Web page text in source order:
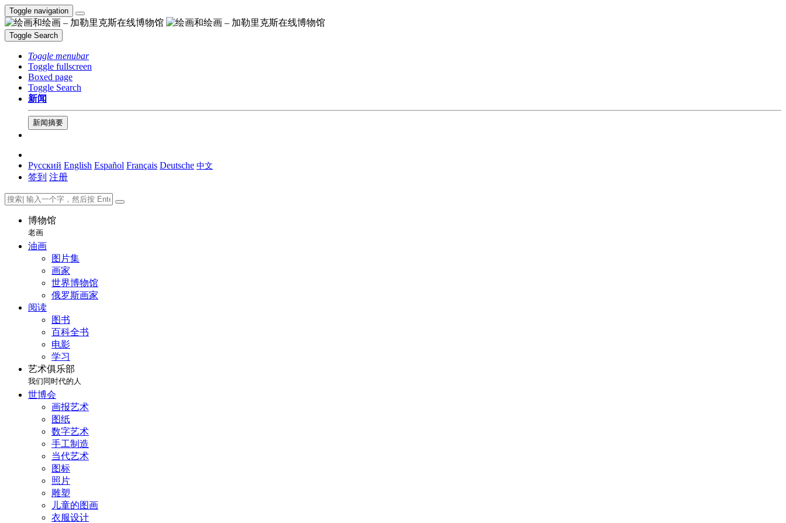
Toggle navigation
Toggle Search
Toggle menubar
Toggle fullscreen
Boxed page
Toggle Search
新闻
新闻摘要
Русский English Español Français Deutsche 中文
签到 注册
博物馆
老画
油画
图片集
画家
世界博物馆
俄罗斯画家
阅读
图书
百科全书
电影
学习
艺术俱乐部
我们同时代的人
世博会
画报艺术
图纸
数字艺术
手工制造
当代艺术
图标
照片
雕塑
儿童的图画
衣服设计